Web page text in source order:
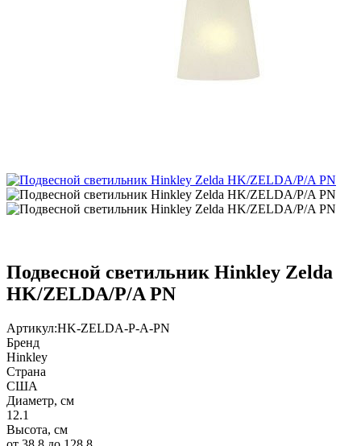
Подвесной светильник Hinkley Zelda
HK/ZELDA/P/A PN
Артикул:HK-ZELDA-P-A-PN
Бренд
Hinkley
Страна
США
Диаметр, см
12.1
Высота, см